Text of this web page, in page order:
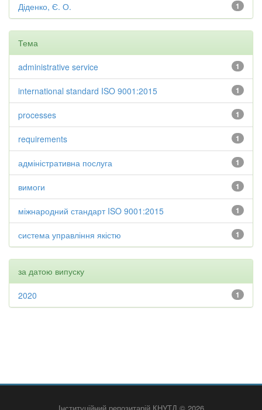
1
Діденко, Є. О.
Тема
1
administrative service
1
international standard ISO 9001:2015
1
processes
1
requirements
1
адміністративна послуга
1
вимоги
1
міжнародний стандарт ISO 9001:2015
1
система управління якістю
за датою випуску
1
2020